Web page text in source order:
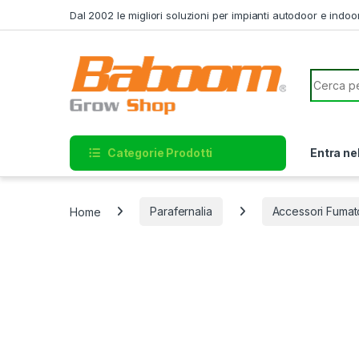
Dal 2002 le migliori soluzioni per impianti autodoor e
Search
Categorie Prodotti Entra
Home Parafernalia Accessori